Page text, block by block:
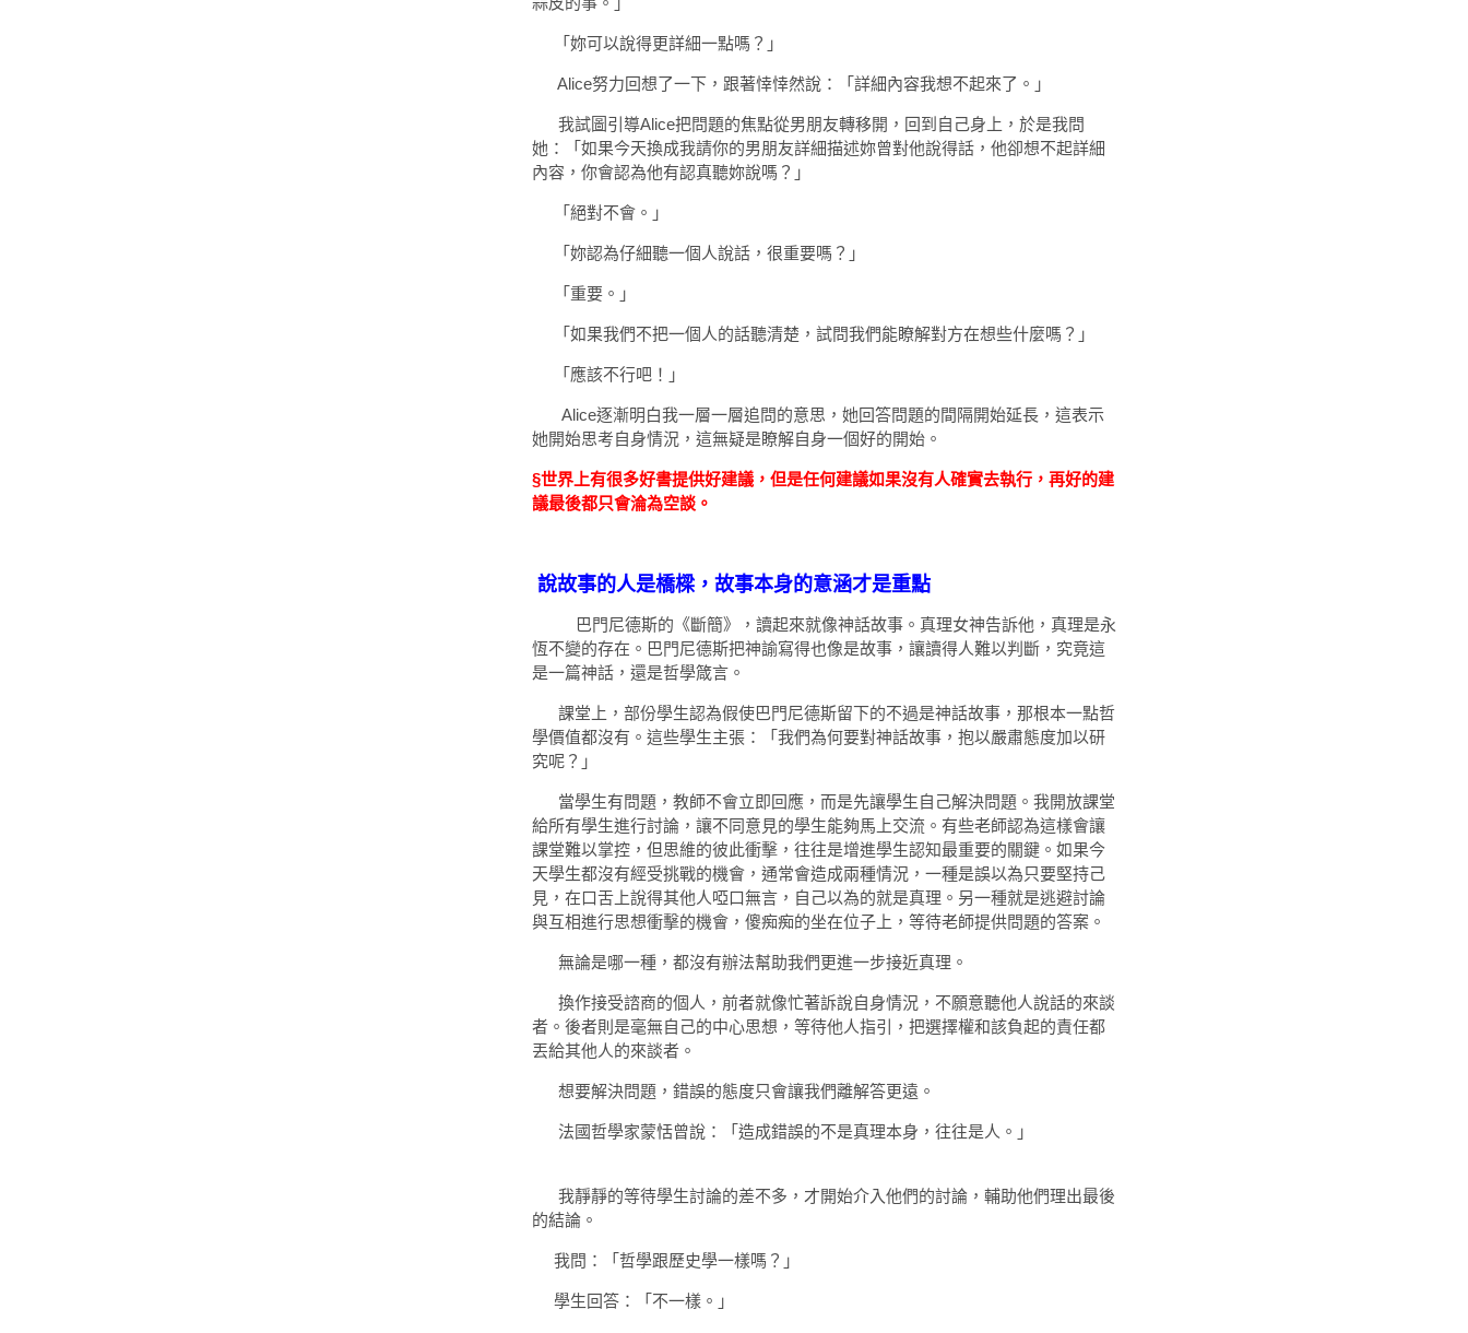
「妳可以說得更詳細一點嗎？」
Alice努力回想了一下，跟著悻悻然說：「詳細內容我想不起來了。」
我試圖引導Alice把問題的焦點從男朋友轉移開，回到自己身上，於是我問
她：「如果今天換成我請你的男朋友詳細描述妳曾對他說得話，他卻想不起詳細
內容，你會認為他有認真聽妳說嗎？」
「絕對不會。」
「妳認為仔細聽一個人說話，很重要嗎？」
「重要。」
「如果我們不把一個人的話聽清楚，試問我們能瞭解對方在想些什麼嗎？」
「應該不行吧！」
Alice逐漸明白我一層一層追問的意思，她回答問題的間隔開始延長，這表示
她開始思考自身情況，這無疑是瞭解自身一個好的開始。
§世界上有很多好書提供好建議，但是任何建議如果沒有人確實去執行，再好的建
議最後都只會淪為空談。
說故事的人是橋樑，故事本身的意涵才是重點
巴門尼德斯的《斷簡》，讀起來就像神話故事。真理女神告訴他，真理是永
恆不變的存在。巴門尼德斯把神諭寫得也像是故事，讓讀得人難以判斷，究竟這
是一篇神話，還是哲學箴言。
課堂上，部份學生認為假使巴門尼德斯留下的不過是神話故事，那根本一點哲
學價值都沒有。這些學生主張：「我們為何要對神話故事，抱以嚴肅態度加以研
究呢？」
當學生有問題，教師不會立即回應，而是先讓學生自己解決問題。我開放課堂
給所有學生進行討論，讓不同意見的學生能夠馬上交流。有些老師認為這樣會讓
課堂難以掌控，但思維的彼此衝擊，往往是增進學生認知最重要的關鍵。如果今
天學生都沒有經受挑戰的機會，通常會造成兩種情況，一種是誤以為只要堅持己
見，在口舌上說得其他人啞口無言，自己以為的就是真理。另一種就是逃避討論
與互相進行思想衝擊的機會，傻痴痴的坐在位子上，等待老師提供問題的答案。
無論是哪一種，都沒有辦法幫助我們更進一步接近真理。
換作接受諮商的個人，前者就像忙著訴說自身情況，不願意聽他人說話的來談
者。後者則是毫無自己的中心思想，等待他人指引，把選擇權和該負起的責任都
丟給其他人的來談者。
想要解決問題，錯誤的態度只會讓我們離解答更遠。
法國哲學家蒙恬曾說：「造成錯誤的不是真理本身，往往是人。」
我靜靜的等待學生討論的差不多，才開始介入他們的討論，輔助他們理出最後
的結論。
我問：「哲學跟歷史學一樣嗎？」
學生回答：「不一樣。」